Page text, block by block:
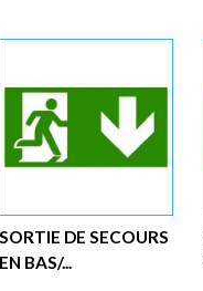
SORTIE DE SECOURS
EN BAS/...